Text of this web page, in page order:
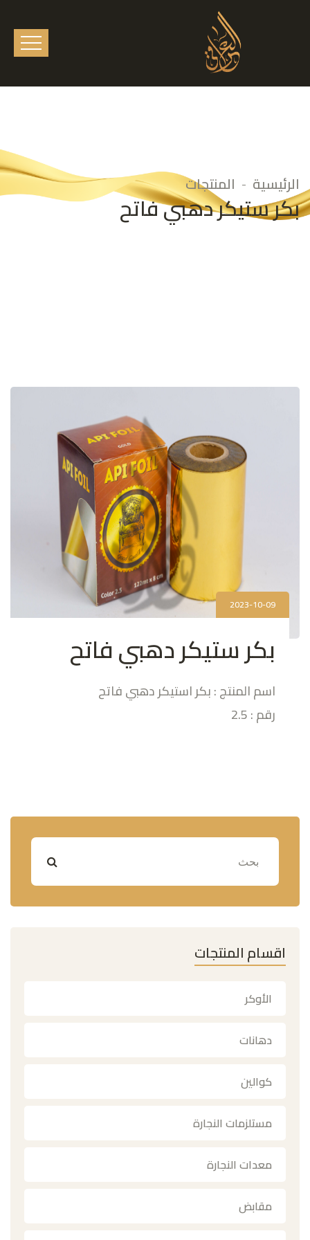
الرئيسية المنتجات
بكر ستيكر دهبي فاتح
2023-10-09
بكر ستيكر دهبي فاتح
اسم المنتج : بكر استيكر دهبي فاتح
رقم : 2.5
اقسام المنتجات
الأوكر
دهانات
كوالين
مستلزمات النجارة
معدات النجارة
مقابض